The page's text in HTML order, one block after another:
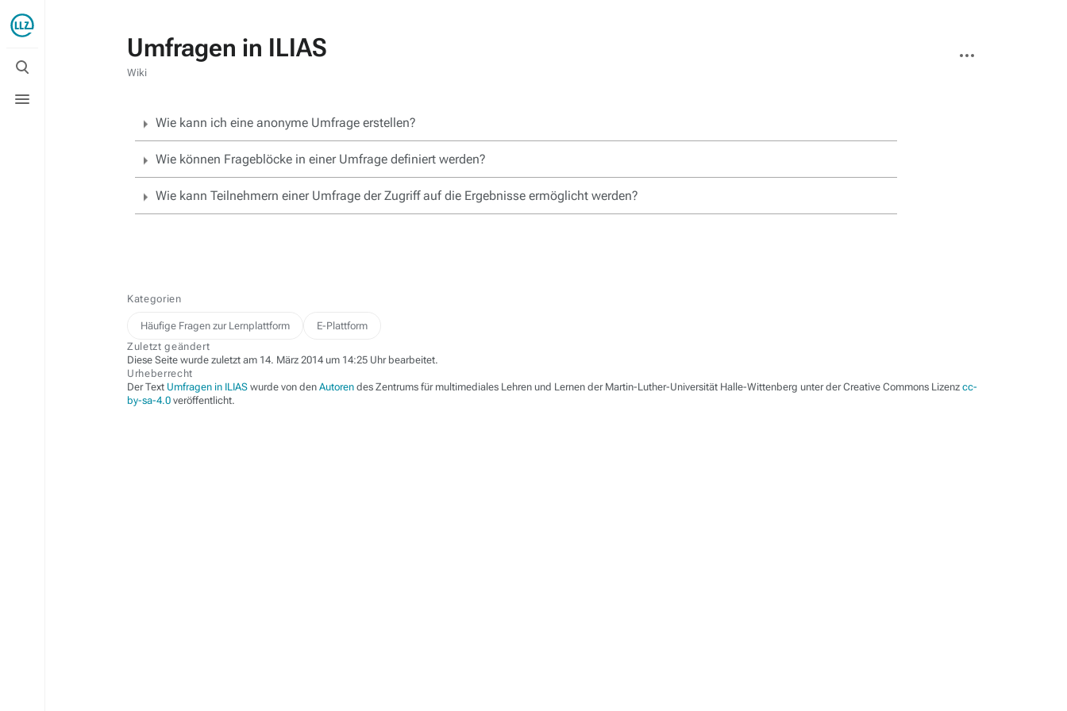
Suche
umschalten
umschalten
Umfragen in ILIAS
Wiki
Aktionen
Wie kann ich eine anonyme Umfrage erstellen?
Wie können Frageblöcke in einer Umfrage definiert werden?
Wie kann Teilnehmern einer Umfrage der Zugriff auf die Ergebnisse ermöglicht werden?
Kategorien
Häufige Fragen zur Lernplattform
E-Plattform
Zuletzt geändert
Diese Seite wurde zuletzt am 14. März 2014 um 14:25 Uhr bearbeitet.
Urheberrecht
Der Text Umfragen in ILIAS wurde von den Autoren des Zentrums für multimediales Lehren und Lernen der Martin-Luther-Universität Halle-Wittenberg unter der Creative Commons Lizenz cc-
by-sa-4.0 veröffentlicht.